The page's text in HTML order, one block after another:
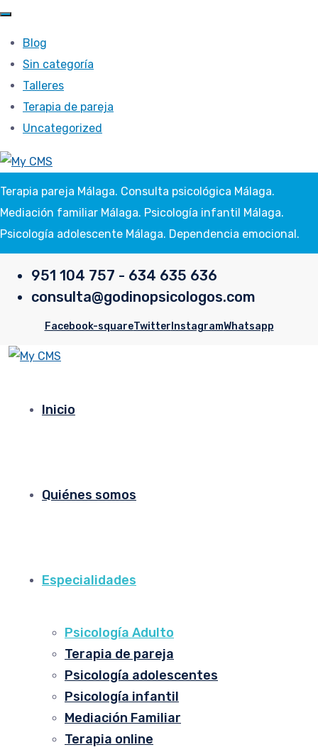
Blog
Sin categoría
Talleres
Terapia de pareja
Uncategorized
Terapia pareja Málaga. Consulta psicológica Málaga.
Mediación familiar Málaga. Psicología infantil Málaga.
Psicología adolescente Málaga. Dependencia emocional.
951 104 757 - 634 635 636
consulta@godinopsicologos.com
Facebook-squareTwitter InstagramWhatsapp
Inicio
Quiénes somos
Especialidades
Psicología Adulto
Terapia de pareja
Psicología adolescentes
Psicología infantil
Mediación Familiar
Terapia online